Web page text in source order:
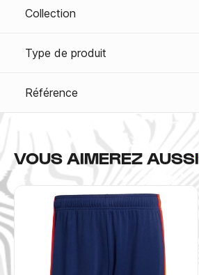
Collection
Type de produit
Référence
VOUS AIMEREZ AUSSI